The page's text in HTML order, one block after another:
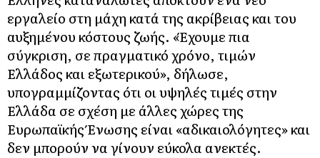
εργαλείο στη μάχη κατά της ακρίβειας και του
αυξημένου κόστους ζωής. «Έχουμε πια
σύγκριση, σε πραγματικό χρόνο, τιμών
Ελλάδος και εξωτερικού», δήλωσε,
υπογραμμίζοντας ότι οι υψηλές τιμές στην
Ελλάδα σε σχέση με άλλες χώρες της
Ευρωπαϊκής Ένωσης είναι «αδικαιολόγητες» και
δεν μπορούν να γίνουν εύκολα ανεκτές.